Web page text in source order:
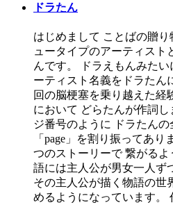
ドラたん
はじめまして ことばの贈
ュータイプのアーティスト
んです。 ドラえもんみた
ーティスト名義をドラたん
回の脳梗塞を乗り越えた経
において どらたんが作詞
ジ番号のように ドラたん
「page」を割り振ってあ
つのストーリーで 繋がる
語には主人公が男女一人ず
その主人公が描く物語の世
めるようになっています。